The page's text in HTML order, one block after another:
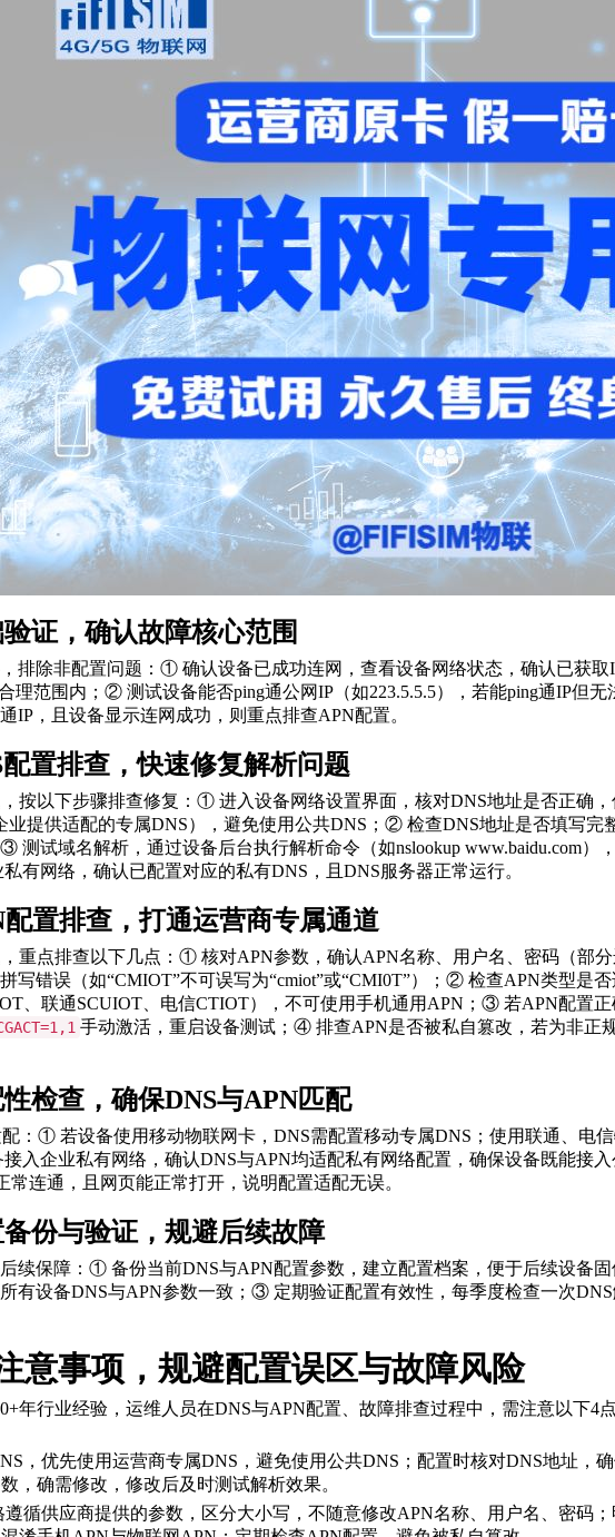
证，确认故障核心范围
排除非配置问题：① 确认设备已成功连网，查看设备网络状态，确认已获取
理范围内；② 测试设备能否ping通公网IP（如223.5.5.5），若能ping通IP但
IP，且设备显示连网成功，则重点排查APN配置。
置排查，快速修复解析问题
按以下步骤排查修复：① 进入设备网络设置界面，核对DNS地址是否正确
业提供适配的专属DNS），避免使用公共DNS；② 检查DNS地址是否填写完
测试域名解析，通过设备后台执行解析命令（如nslookup www.baidu.com）
有网络，确认已配置对应的私有DNS，且DNS服务器正常运行。
置排查，打通运营商专属通道
重点排查以下几点：① 核对APN参数，确认APN名称、用户名、密码（部
写错误（如“CMIOT”不可误写为“cmiot”或“CMI0T”）；② 检查APN类型是
、联通SCUIOT、电信CTIOT），不可使用手机通用APN；③ 若APN配置
手动激活，重启设备测试；④ 排查APN是否被私自篡改，若为非正
检查，确保DNS与APN匹配
：① 若设备使用移动物联网卡，DNS需配置移动专属DNS；使用联通、电
入企业私有网络，确认DNS与APN均适配私有网络配置，确保设备既能接
常连通，且网页能正常打开，说明配置适配无误。
份与验证，规避后续故障
续保障：① 备份当前DNS与APN配置参数，建立配置档案，便于后续设备
有设备DNS与APN参数一致；③ 定期验证配置有效性，每季度检查一次
意事项，规避配置误区与故障风险
年行业经验，运维人员在DNS与APN配置、故障排查过程中，需注意以下4
，优先使用运营商专属DNS，避免使用公共DNS；配置时核对DNS地址，
，确需修改，修改后及时测试解析效果。
循供应商提供的参数，区分大小写，不随意修改APN名称、用户名、密码